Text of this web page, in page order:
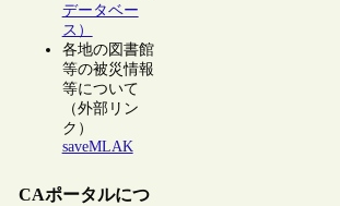
データベー
ス）
各地の図書館
等の被災情報
等について
（外部リン
ク）
saveMLAK
CAポータルにつ